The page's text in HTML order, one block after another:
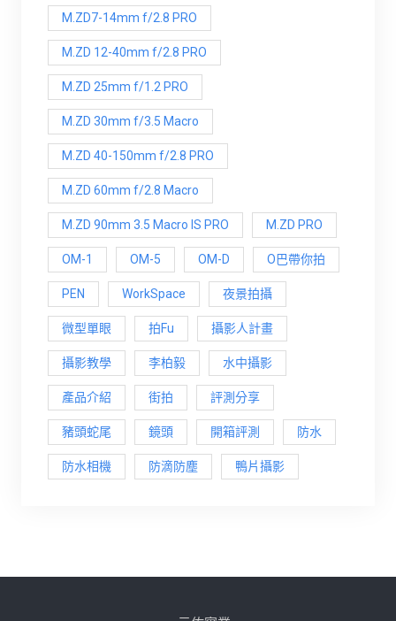
M.ZD7-14mm f/2.8 PRO
M.ZD 12-40mm f/2.8 PRO
M.ZD 25mm f/1.2 PRO
M.ZD 30mm f/3.5 Macro
M.ZD 40-150mm f/2.8 PRO
M.ZD 60mm f/2.8 Macro
M.ZD 90mm 3.5 Macro IS PRO M.ZD PRO
OM-1 OM-5 OM-D O巴帶你拍
PEN WorkSpace 夜景拍攝
微型單眼 拍Fu 攝影人計畫
攝影教學 李柏毅 水中攝影
產品介紹 街拍 評測分享
豬頭蛇尾 鏡頭 開箱評測 防水
防水相機 防滴防塵 鴨片攝影